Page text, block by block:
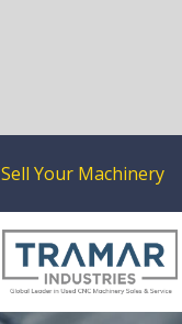
Sell Your Machinery